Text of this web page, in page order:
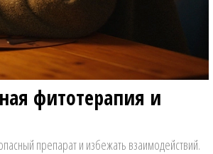
фитотерапия и
препарат и избежать взаимодействий.